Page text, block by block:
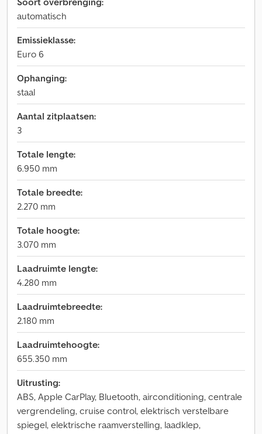
automatisch
Emissieklasse:
Euro 6
Ophanging:
staal
Aantal zitplaatsen:
3
Totale lengte:
6.950 mm
Totale breedte:
2.270 mm
Totale hoogte:
3.070 mm
Laadruimte lengte:
4.280 mm
Laadruimtebreedte:
2.180 mm
Laadruimtehoogte:
655.350 mm
Uitrusting:
ABS, Apple CarPlay, Bluetooth, airconditioning, centrale
vergrendeling, cruise control, elektrisch verstelbare
spiegel, elektrische raamverstelling, laadklep,